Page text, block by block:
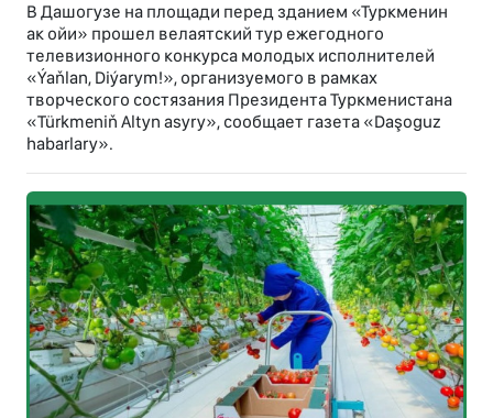
В Дашогузе на площади перед зданием «Туркменин
ак ойи» прошел велаятский тур ежегодного
телевизионного конкурса молодых исполнителей
«Ýaňlan, Diýarym!», организуемого в рамках
творческого состязания Президента Туркменистана
«Türkmeniň Altyn asyry», сообщает газета «Daşoguz
habarlary».